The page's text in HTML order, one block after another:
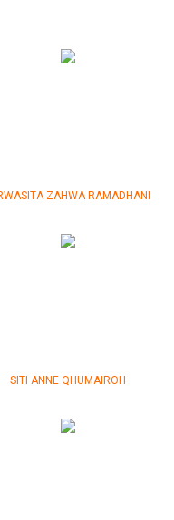
ZAHWA RAMADHANI
SITI ANNE QHUMAIROH